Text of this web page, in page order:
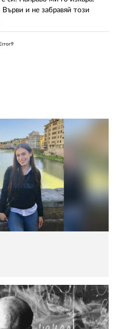
и не забравяй този
Error9